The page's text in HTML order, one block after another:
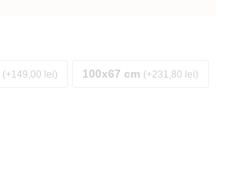
+149,00 lei 100x67 cm +231,80 lei